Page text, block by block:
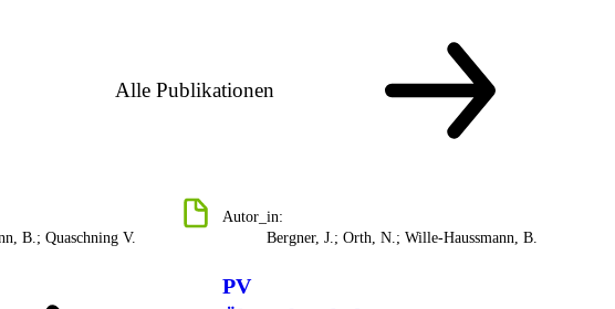
B.; Quaschning V.
Autor_in:
Bergner, J.; Orth, N.; Wille-Haussmann, B.
PV
Alle Publikationen